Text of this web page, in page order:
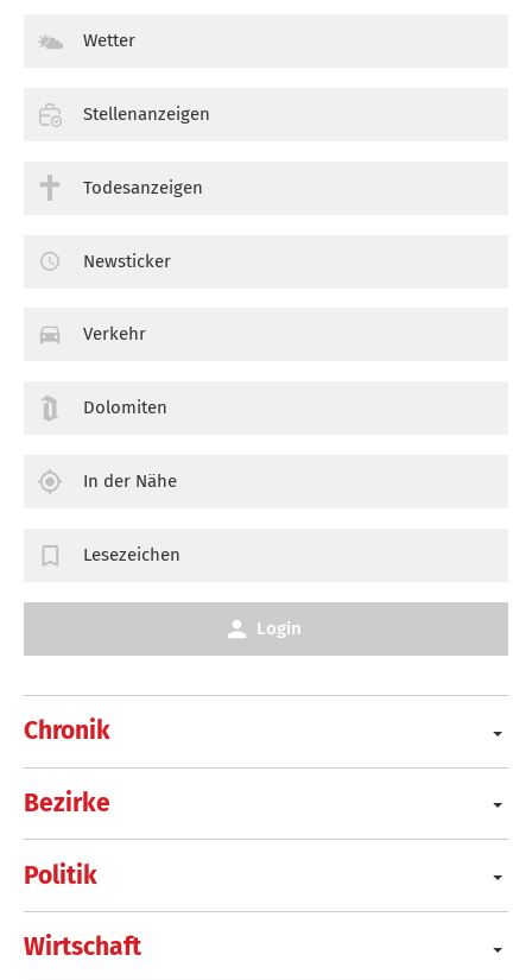
Chronik
Bezirke
Politik
Wirtschaft
Wetter
Stellenanzeigen
Todesanzeigen
Newsticker
Verkehr
Dolomiten
In der Nähe
Lesezeichen
Login